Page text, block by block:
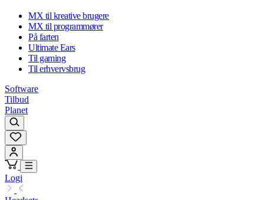
MX til kreative brugere
MX til programmører
På farten
Ultimate Ears
Til gaming
Til erhvervsbrug
Software
Tilbud
Planet
Logi